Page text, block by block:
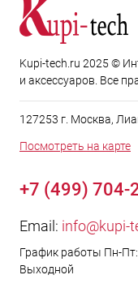
Kupi-tech.ru 2025 ©
и аксессуаров. Все
127253 г. Москва,
Посмотреть на карте
+7 (499) 704-
Email: info@kupi-
График работы Пн-Пт:
Выходной